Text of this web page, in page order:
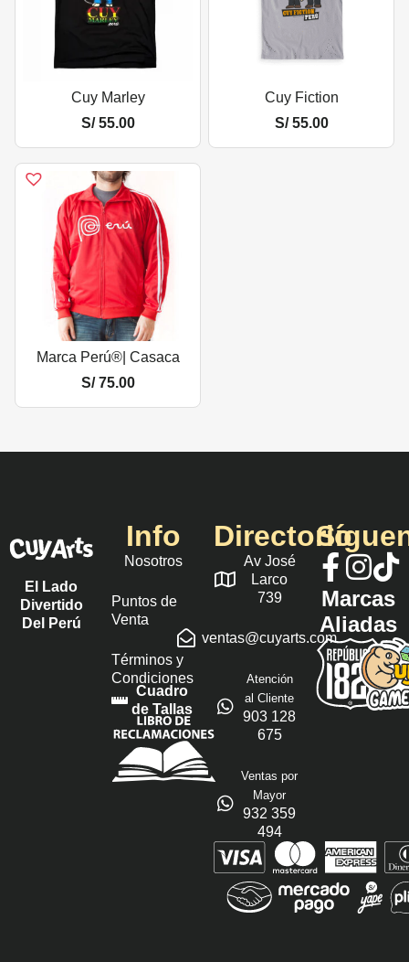
Cuy Marley
S/55.00
Cuy Fiction
S/55.00
Marca Perú®| Casaca
S/75.00
El Lado
Divertido
Del Perú
Info
Nosotros
Puntos de
Venta
Términos y
Condiciones
Cuadro
de Tallas
Directorio
Av José
Larco
739
ventas@cuyarts.com
Atención
al Cliente
903 128
675
Ventas por
Mayor
932 359
494
Marcas
Aliadas